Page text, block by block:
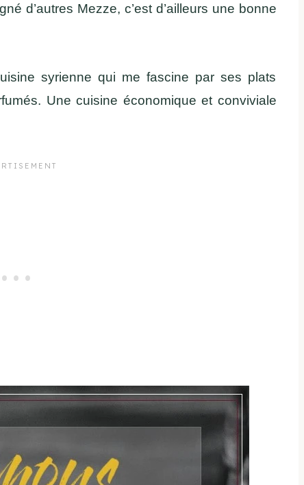
d’autres Mezze, c’est d’ailleurs une bonne
syrienne qui me fascine par ses plats
Une cuisine économique et conviviale